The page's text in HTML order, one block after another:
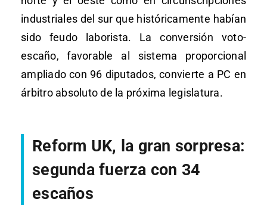
industriales del sur que históricamente habían
sido feudo laborista. La conversión voto-
escaño, favorable al sistema proporcional
ampliado con 96 diputados, convierte a PC en
árbitro absoluto de la próxima legislatura.
Reform UK, la gran sorpresa:
segunda fuerza con 34
escaños